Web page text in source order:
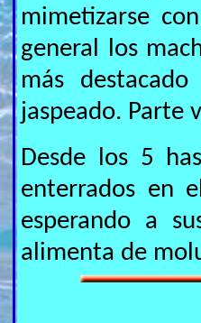
mimetizarse
general los
más
jaspeado. Parte
Desde los 5
enterrados en
esperando a
alimenta de